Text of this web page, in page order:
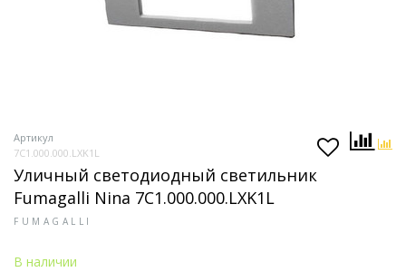
Артикул
7C1.000.000.LXK1L
Уличный светодиодный светильник
Fumagalli Nina 7C1.000.000.LXK1L
FUMAGALLI
В наличии